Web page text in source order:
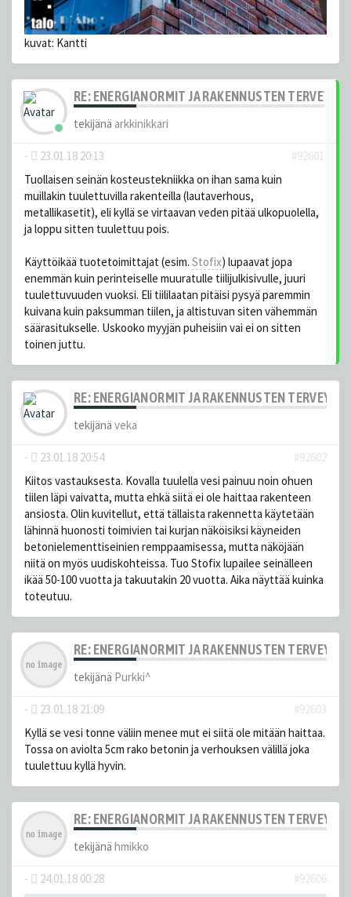
kuvat: Kantti
RE: ENERGIANORMIT JA RAKENNUSTEN TERVEYS
tekijänä arkkinikkari
- 23.01.18 20:13
#92601
Tuollaisen seinän kosteustekniikka on ihan sama kuin
muillakin tuulettuvilla rakenteilla (lautaverhous,
metallikasetit), eli kyllä se virtaavan veden pitää ulkopuolella,
ja loppu sitten tuulettuu pois.
Käyttöikää tuotetoimittajat (esim. Stofix) lupaavat jopa
enemmän kuin perinteiselle muuratulle tiilijulkisivulle, juuri
tuulettuvuuden vuoksi. Eli tiililaatan pitäisi pysyä paremmin
kuivana kuin paksumman tiilen, ja altistuvan siten vähemmän
säärasitukselle. Uskooko myyjän puheisiin vai ei on sitten
toinen juttu.
RE: ENERGIANORMIT JA RAKENNUSTEN TERVEYS
tekijänä veka
- 23.01.18 20:54
#92602
Kiitos vastauksesta. Kovalla tuulella vesi painuu noin ohuen
tiilen läpi vaivatta, mutta ehkä siitä ei ole haittaa rakenteen
ansiosta. Olin kuvitellut, että tällaista rakennetta käytetään
lähinnä huonosti toimivien tai kurjan näköisiksi käyneiden
betonielementtiseinien remppaamisessa, mutta näköjään
niitä on myös uudiskohteissa. Tuo Stofix lupailee seinälleen
ikää 50-100 vuotta ja takuutakin 20 vuotta. Aika näyttää kuinka
toteutuu.
RE: ENERGIANORMIT JA RAKENNUSTEN TERVEYS
tekijänä Purkki^
- 23.01.18 21:09
#92603
Kyllä se vesi tonne väliin menee mut ei siitä ole mitään haittaa.
Tossa on aviolta 5cm rako betonin ja verhouksen välillä joka
tuulettuu kyllä hyvin.
RE: ENERGIANORMIT JA RAKENNUSTEN TERVEYS
tekijänä hmikko
- 24.01.18 00:28
#92606